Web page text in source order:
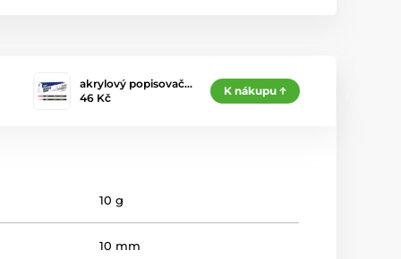
akrylový popisovač…
46 Kč
K nákupu
10 g
10 mm